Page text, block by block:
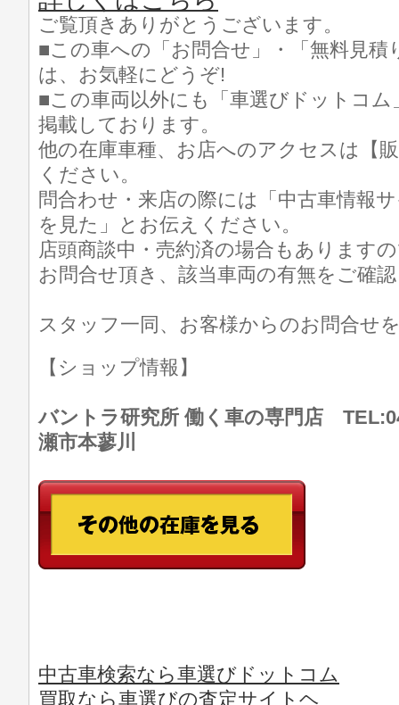
ご覧頂きありがとうございます。
■この車への「お問合せ」・「無料見積
は、お気軽にどうぞ!
■この車両以外にも「車選びドットコ
掲載しております。
他の在庫車種、お店へのアクセスは【
ください。
問合わせ・来店の際には「中古車情報
を見た」とお伝えください。
店頭商談中・売約済の場合もあります
お問合せ頂き、該当車両の有無をご確
スタッフ一同、お客様からのお問合せ
【ショップ情報】
バントラ研究所 働く車の専門店
瀬市本蓼川
中古車検索なら車選びドットコム
買取なら車選びの査定サイトヘ